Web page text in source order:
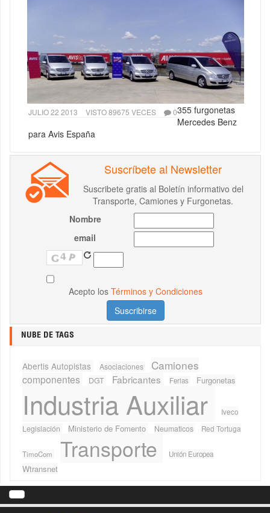
JULIO 22 2013 VISTO 89675 VECES 0355 furgonetas
Mercedes Benz
para Avis España
Suscríbete al Newsletter
Suscribete gratis al Boletín informativo del
Transporte, Camiones y Furgonetas.
Nombre
email
Acepto los Términos y Condiciones
NUBE DE TAGS
Abertis Autopistas Asociaciones Camiones
componentes DGT Fabricantes Ferias Furgonetas
Industria Auxiliar
Iveco
Legislación
Ministerio de Fomento Neumaticos Red Tortuga
TimoCom Transporte Unión Europea
Wtransnet